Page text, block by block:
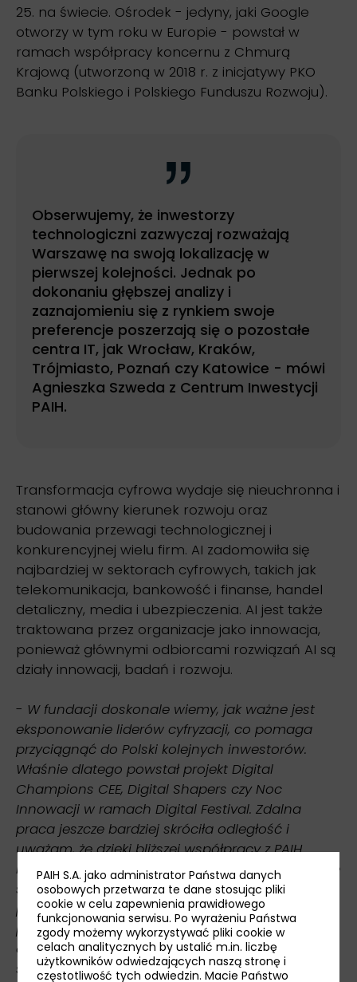
25. na świecie. Ośrodek - jedyny, jaki Google
otworzy w tym roku w Europie - powstał w
ramach współpracy koncernu z Chmurą
Krajową (utworzoną w 2018 r. z inicjatywy PKO
Banku Polskiego i Polskiego Funduszu Rozwoju).
Obserwujemy, że inwestorzy
technologiczni zazwyczaj rozważają
Warszawę na swoją lokalizację w
pierwszej kolejności. Jednak po
dokonaniu głębszej analizy i
zaznajomieniu się z rynkiem swoje
preferencje poszerzają się o pozostałe
centra IT, jak Wrocław, Kraków,
Trójmiasto, Poznań czy Katowice - mówi
Agnieszka Szweda z Centrum Inwestycji
PAIH.
Transformacja cyfrowa wydaje się nieuchronna i
stanowi główny kierunek rozwoju oraz
budowania przewagi technologicznej i
konkurencyjnej wielu firm. AI zadomowiła się
najbardziej w sektorach cyfrowych, takich jak
telekomunikacja, bankowość i finanse, handel
detaliczny, media i ubezpieczenia. AI jest także
traktowana przez organizacje jako innowacja,
ponieważ głównymi odbiorcami rozwiązań AI są
działy innowacji, badań i rozwoju.
- W fundacji doskonale wiemy, jak ważne jest
eksponowanie liderów cyfryzacji, co pomaga
przyciągnąć do Polski kolejnych inwestorów.
Właśnie dlatego powstał projekt Digital
Champions CEE, Digital Shapers czy Noc
Innowacji w ramach Digital Festival. Zdalna
praca jeszcze bardziej skróciła odległość i
uważam, że dzięki bliższej współpracy z PAIH
możemy przekonać do Polski kolejne dynamiczne
startupy i globalne korporacje. Podpisane
porozumie, pozwoli nam również promować
polskie firmy poza granicami naszego kraju,
dzięki m.in. aipoland.org. Dlatego bardzo cieszę
się z powodu zawartego porozumienia o
PAIH S.A. jako administrator Państwa danych
osobowych przetwarza te dane stosując pliki
cookie w celu zapewnienia prawidłowego
funkcjonowania serwisu. Po wyrażeniu Państwa
zgody możemy wykorzystywać pliki cookie w
celach analitycznych by ustalić m.in. liczbę
użytkowników odwiedzających naszą stronę i
częstotliwość tych odwiedzin. Macie Państwo